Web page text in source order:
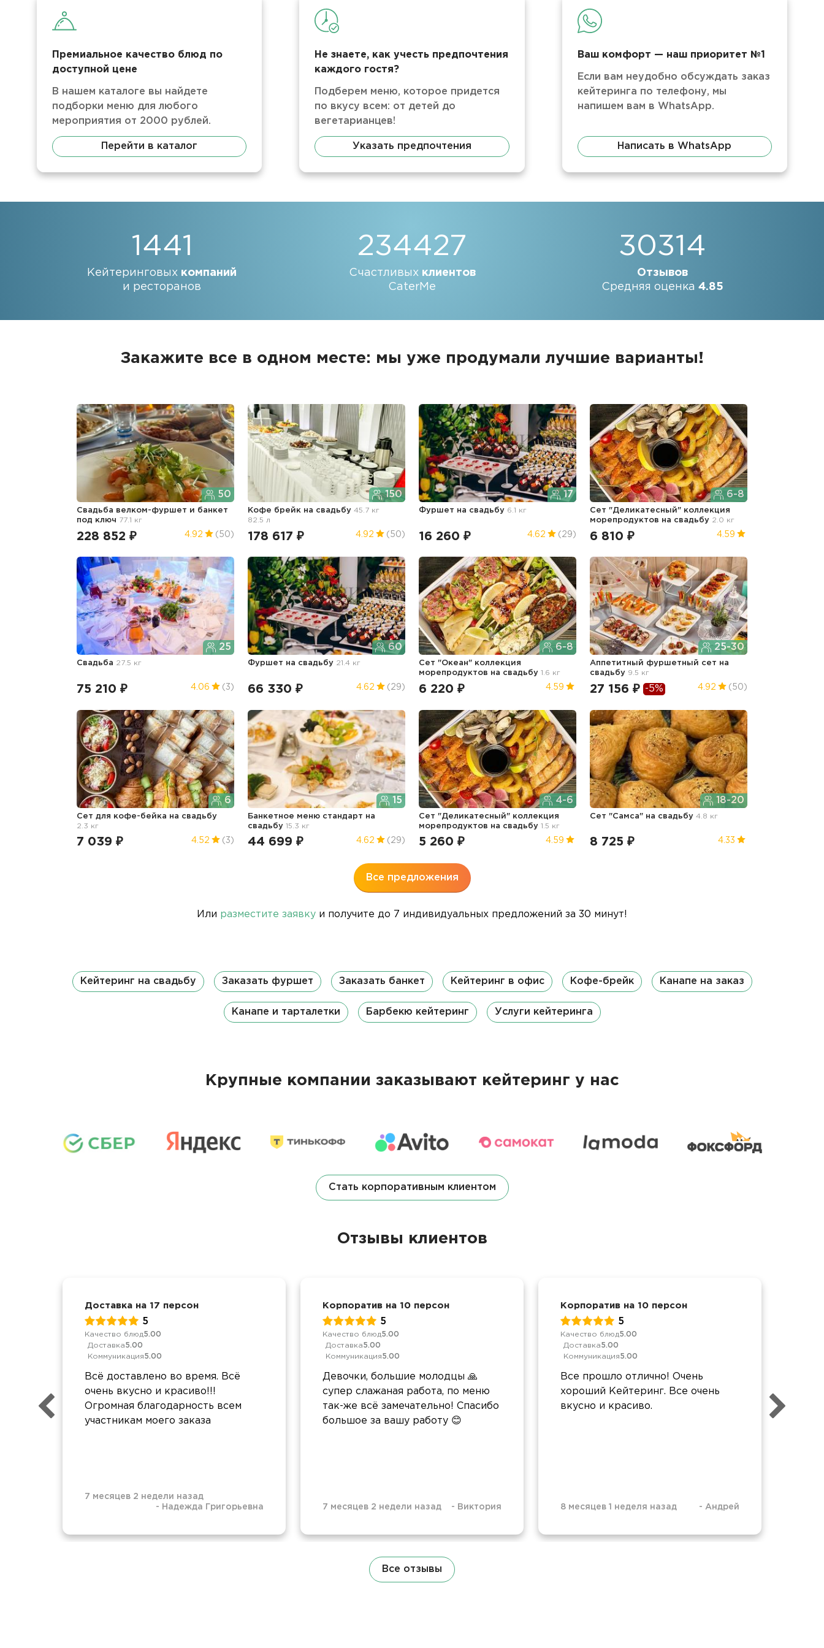
Премиальное качество блюд по
доступной цене
В нашем каталоге вы найдете
подборки меню для любого
мероприятия от 2000 рублей.
Перейти в каталог
Не знаете, как учесть предпочтения
каждого гостя?
Подберем меню, которое придется
по вкусу всем: от детей до
вегетарианцев!
Указать предпочтения
Ваш комфорт — наш приоритет №1
Если вам неудобно обсуждать заказ
кейтеринга по телефону, мы
напишем вам в WhatsApp.
Написать в WhatsApp
1441
Кейтеринговых компаний
и ресторанов
234427
Счастливых клиентов
CaterMe
30314
Отзывов
Средняя оценка 4.85
Закажите все в одном месте: мы уже продумали лучшие варианты!
50
Свадьба велком-фуршет и банкет
под ключ 77.1 кг
228 852 ₽ 4.92 (50)
150
Кофе брейк на свадьбу 45.7 кг
82.5 л
178 617 ₽ 4.92 (50)
17
Фуршет на свадьбу 6.1 кг
16 260 ₽ 4.62 (29)
6-8
Сет "Деликатесный" коллекция
морепродуктов на свадьбу 2.0 кг
6 810 ₽ 4.59
25
Свадьба 27.5 кг
75 210 ₽ 4.06 (3)
60
Фуршет на свадьбу 21.4 кг
66 330 ₽ 4.62 (29)
6-8
Сет "Океан" коллекция
морепродуктов
на свадьбу 1.6 кг
6 220 ₽ 4.59
25-30
Аппетитный фуршетный сет
на
свадьбу 9.5 кг
27 156 ₽ -5% 4.92 (50)
6
Сет для кофе-бейка на свадьбу
2.3 кг
7 039 ₽ 4.52 (3)
15
Банкетное меню стандарт на
свадьбу 15.3 кг
44 699 ₽ 4.62 (29)
4-6
Сет "Деликатесный" коллекция
морепродуктов на свадьбу 1.5 кг
5 260 ₽ 4.59
18-20
Сет "Самса" на свадьбу 4.8 кг
8 725 ₽ 4.33
Все предложения
Или разместите заявку и получите до 7 индивидуальных предложений за 30 минут!
Кейтеринг на свадьбу Заказать фуршет Заказать банкет Кейтеринг в офис Кофе-брейк Канапе на заказ
Канапе и тарталетки Барбекю кейтеринг Услуги кейтеринга
Крупные компании заказывают кейтеринг у нас
Стать корпоративным клиентом
Отзывы клиентов
Доставка на 17 персон
5
Качество блюд5.00
Доставка5.00
Коммуникация5.00
Всё доставлено во время. Всё
очень вкусно и красиво!!!
Огромная благодарность всем
участникам моего заказа
7 месяцев 2 недели назад
- Надежда Григорьевна
Корпоратив на 10 персон
5
Качество блюд5.00
Доставка5.00
Коммуникация5.00
Девочки, большие молодцы 🙏
супер слажаная работа, по меню
так-же всё замечательно! Спасибо
большое за вашу работу 😊
7 месяцев 2 недели назад - Виктория
Корпоратив на 10 персон
5
Качество блюд5.00
Доставка5.00
Коммуникация5.00
Все прошло отлично! Очень
хороший Кейтеринг. Все очень
вкусно и красиво.
8 месяцев 1 неделя назад - Андрей
Все отзывы